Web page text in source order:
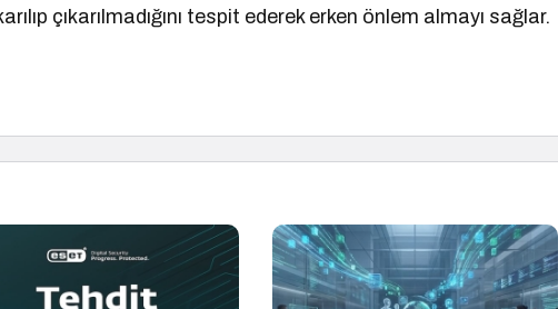
çıkarılmadığını tespit ederek erken önlem almayı sağlar.